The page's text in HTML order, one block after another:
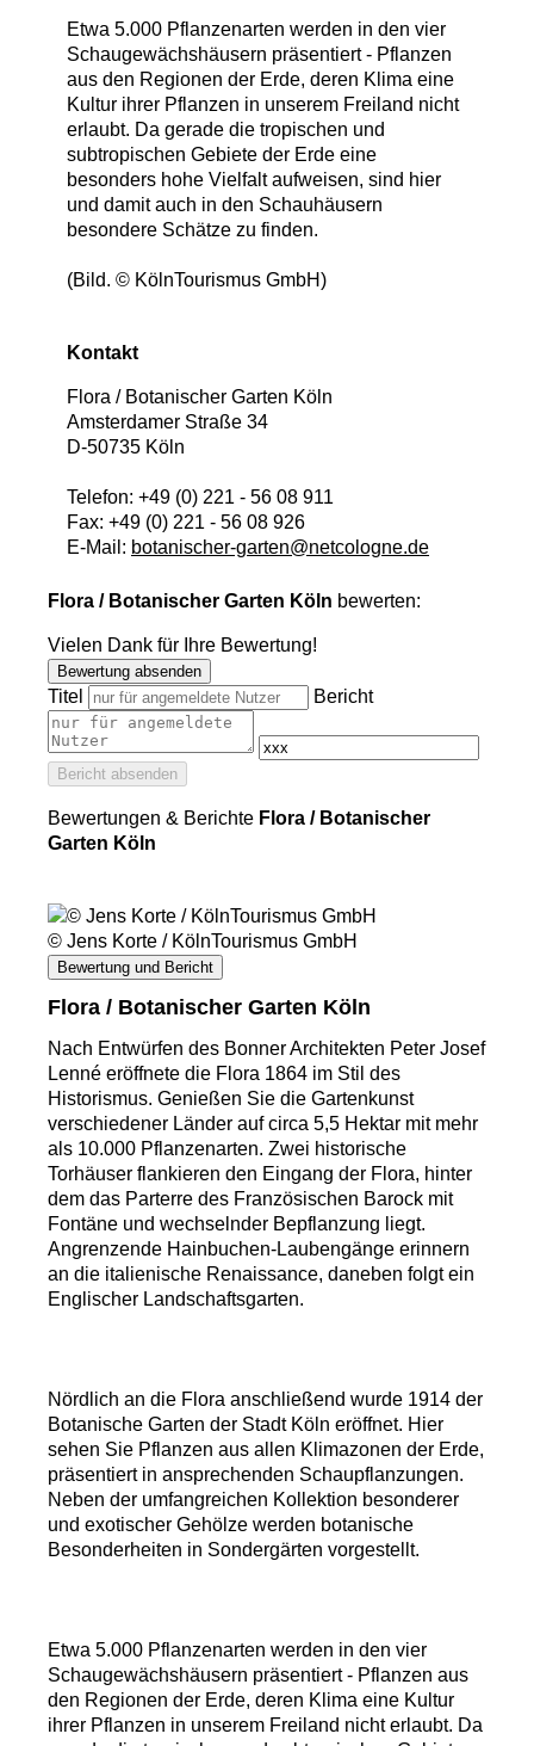
Etwa 5.000 Pflanzenarten werden in den vier
Schaugewächshäusern präsentiert - Pflanzen
aus den Regionen der Erde, deren Klima eine
Kultur ihrer Pflanzen in unserem Freiland nicht
erlaubt. Da gerade die tropischen und
subtropischen Gebiete der Erde eine
besonders hohe Vielfalt aufweisen, sind hier
und damit auch in den Schauhäusern
besondere Schätze zu finden.
(Bild. © KölnTourismus GmbH)
Kontakt
Flora / Botanischer Garten Köln
Amsterdamer Straße 34
D-50735 Köln
Telefon: +49 (0) 221 - 56 08 911
Fax: +49 (0) 221 - 56 08 926
E-Mail: botanischer-garten‎@netcologne.de
Flora / Botanischer Garten Köln bewerten:
Vielen Dank für Ihre Bewertung!
Bewertung absenden
Titel Bericht
Bericht absenden
Bewertungen & Berichte Flora / Botanischer
Garten Köln
© Jens Korte / KölnTourismus GmbH
Bewertung und Bericht
Flora / Botanischer Garten Köln
Nach Entwürfen des Bonner Architekten Peter Josef
Lenné eröffnete die Flora 1864 im Stil des
Historismus. Genießen Sie die Gartenkunst
verschiedener Länder auf circa 5,5 Hektar mit mehr
als 10.000 Pflanzenarten. Zwei historische
Torhäuser flankieren den Eingang der Flora, hinter
dem das Parterre des Französischen Barock mit
Fontäne und wechselnder Bepflanzung liegt.
Angrenzende Hainbuchen-Laubengänge erinnern
an die italienische Renaissance, daneben folgt ein
Englischer Landschaftsgarten.
Nördlich an die Flora anschließend wurde 1914 der
Botanische Garten der Stadt Köln eröffnet. Hier
sehen Sie Pflanzen aus allen Klimazonen der Erde,
präsentiert in ansprechenden Schaupflanzungen.
Neben der umfangreichen Kollektion besonderer
und exotischer Gehölze werden botanische
Besonderheiten in Sondergärten vorgestellt.
Etwa 5.000 Pflanzenarten werden in den vier
Schaugewächshäusern präsentiert - Pflanzen aus
den Regionen der Erde, deren Klima eine Kultur
ihrer Pflanzen in unserem Freiland nicht erlaubt. Da